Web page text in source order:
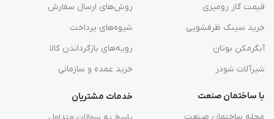
قیمت گاز رومیزی
خرید سینک ظرفشویی
آبگرمکن بوتان
شیرآلات شودر
روش‌های ارسال سفارش
شیوه‌های پرداخت
رویه‌های بازگرداندن کالا
خرید عمده و سازمانی
با ساختمان صنعت
خدمات مشتریان